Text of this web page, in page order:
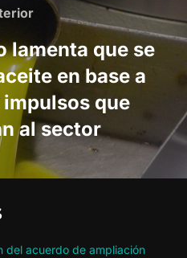
Anterior
lamenta que se
en base a
que
al sector
del acuerdo de ampliación